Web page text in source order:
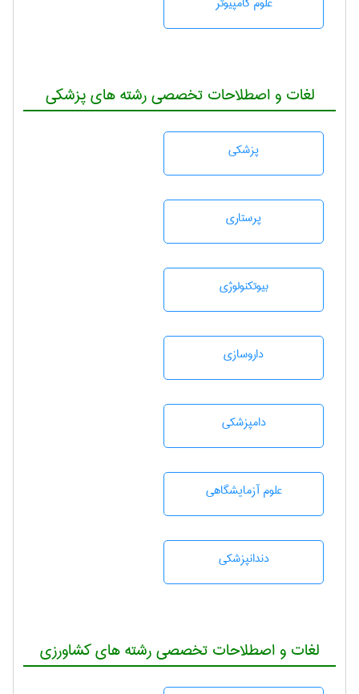
لغات و اصطلاحات تخصصی رشته های پزشکی
پزشكی
پرستاری
بيوتكنولوژی
داروسازی
دامپزشكی
علوم آزمايشگاهی
دندانپزشكی
لغات و اصطلاحات تخصصی رشته های کشاورزی